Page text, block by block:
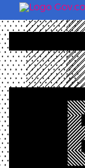
Pasar al